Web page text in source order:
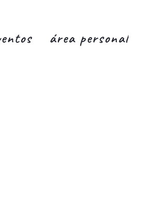
área personal